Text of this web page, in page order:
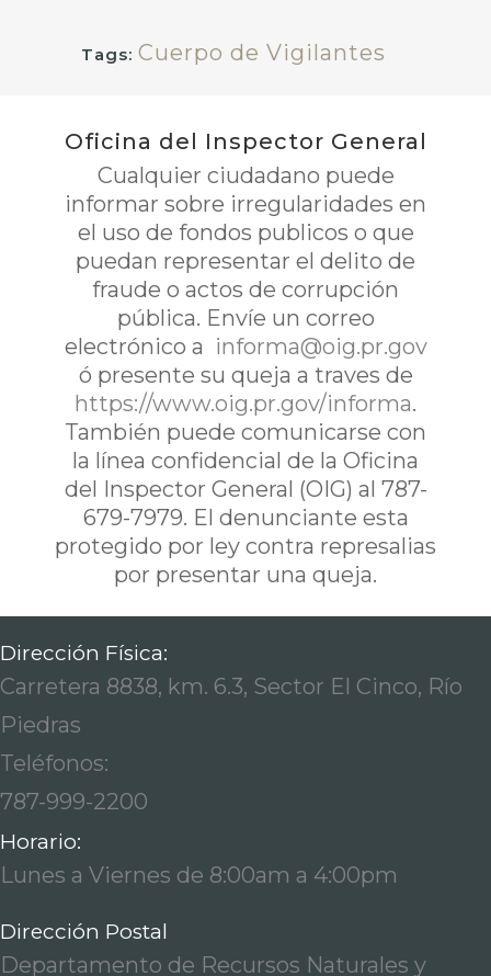
Tags: Cuerpo de Vigilantes
Oficina del Inspector General
Cualquier ciudadano puede
informar sobre irregularidades en
el uso de fondos publicos o que
puedan representar el delito de
fraude o actos de corrupción
pública. Envíe un correo
electrónico a informa@oig.pr.gov
ó presente su queja a traves de
https://www.oig.pr.gov/informa.
También puede comunicarse con
la línea confidencial de la Oficina
del Inspector General (OIG) al 787-
679-7979. El denunciante esta
protegido por ley contra represalias
por presentar una queja.
Dirección Física:
Carretera 8838, km. 6.3, Sector El Cinco, Río
Piedras
Teléfonos:
787-999-2200
Horario:
Lunes a Viernes de 8:00am a 4:00pm
Dirección Postal
Departamento de Recursos Naturales y